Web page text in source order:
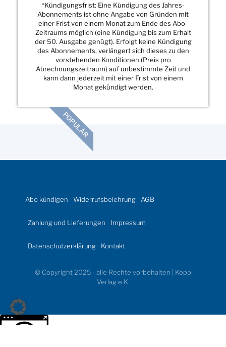
*Kündigungsfrist: Eine Kündigung des Jahres-
Abonnements ist ohne Angabe von Gründen mit
einer Frist von einem Monat zum Ende des Abo-
Zeitraums möglich (eine Kündigung bis zum Erhalt
der 50. Ausgabe genügt). Erfolgt keine Kündigung
des Abonnements, verlängert sich dieses zu den
vorstehenden Konditionen (Preis pro
Abrechnungszeitraum) auf unbestimmte Zeit und
kann dann jederzeit mit einer Frist von einem
Monat gekündigt werden.
POPULÄR
Abo kündigen Widerrufsbelehrung AGB
Zahlung und Lieferungen Impressum
Datenschutzerklärung Kontakt
© Copyright 2025 - alle Rechte vorbehalten | Kopp
Verlag e.K.
Weitere Informationen über den gesperrten Inhalt.